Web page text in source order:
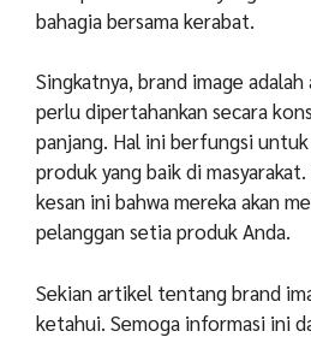
bahagia bersama kerabat.
Singkatnya, brand image
perlu dipertahankan secara
panjang. Hal ini berfungsi
produk yang baik di
kesan ini bahwa mereka akan
pelanggan setia produk Anda.
Sekian artikel tentang brand
ketahui. Semoga informasi ini